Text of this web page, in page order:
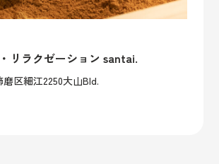
リラクゼーション santai.
区細江2250大山Bld.